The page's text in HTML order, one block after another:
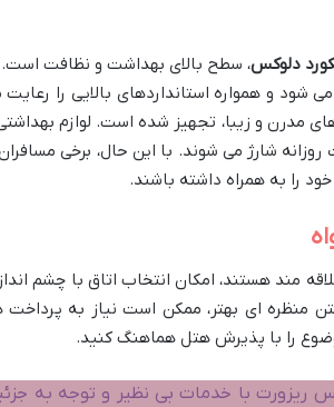
دلوکس، سطح بالای بهداشت و نظافت است.
شود و همواره استانداردهای بالایی را
مدرن و زیبا، تجهیز شده است. لوازم بهداشتی
شارژ می شوند. با این حال، برخی
را به همراه داشته باشند.
مند هستند، امکان انتخاب اتاق با چشم
منظره ای بهتر، ممکن است نیاز به
را با پذیرش هتل هماهنگ کنید.
ریزورت با خدمات بی نظیر و توجه به